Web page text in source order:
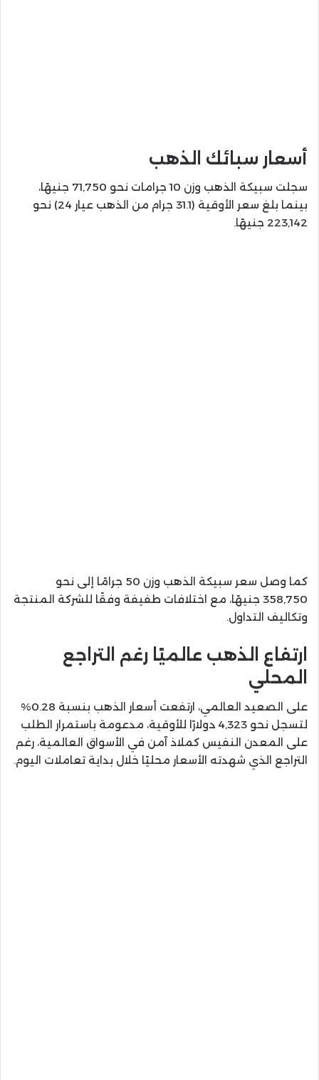
أسعار سبائك الذهب
سجلت سبيكة الذهب وزن 10 جرامات نحو 71,750 جنيهًا،
بينما بلغ سعر الأوقية (31.1 جرام من الذهب عيار 24) نحو
223,142 جنيهًا.
كما وصل سعر سبيكة الذهب وزن 50 جرامًا إلى نحو
358,750 جنيهًا، مع اختلافات طفيفة وفقًا للشركة المنتجة
وتكاليف التداول.
ارتفاع الذهب عالميًا رغم التراجع
المحلي
على الصعيد العالمي، ارتفعت أسعار الذهب بنسبة 0.28%
لتسجل نحو 4,323 دولارًا للأوقية، مدعومة باستمرار الطلب
على المعدن النفيس كملاذ آمن في الأسواق العالمية، رغم
التراجع الذي شهدته الأسعار محليًا خلال بداية تعاملات اليوم.